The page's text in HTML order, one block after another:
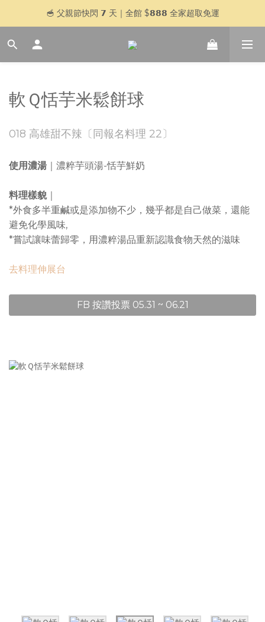
🥣 父親節快閃 𝟳 天｜全館 $𝟴𝟴𝟴 全家超取免運
🥣 父親節快閃 𝟳 天｜全館 $𝟴𝟴𝟴 全家超取免運
登入官網會員，贈＄𝟱𝟬 購物金
🥣 父親節快閃 𝟳 天｜全館 $𝟴𝟴𝟴 全家超取免運
軟Ｑ恬芋米鬆餅球
018 高雄甜不辣〔同報名料理 22〕
使用濃湯 ｜濃粹芋頭湯-恬芋鮮奶
料理樣貌｜
*外食多半重鹹或是添加物不少，幾乎都是自己做菜，還能
避免化學風味,
*嘗試讓味蕾歸零，用濃粹湯品重新認識食物天然的滋味
去料理伸展台
FB 按讚投票 05.31 ~ 06.21